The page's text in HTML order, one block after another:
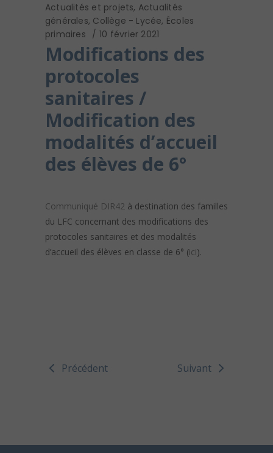
Actualités et projets, Actualités
générales, Collège - Lycée, Écoles
primaires
10 février 2021
Modifications des
protocoles
sanitaires /
Modification des
modalités d’accueil
des élèves de 6°
Communiqué DIR42 à destination des familles
du LFC concernant des modifications des
protocoles sanitaires et des modalités
d’accueil des élèves en classe de 6° (ici).
Précédent Suivant